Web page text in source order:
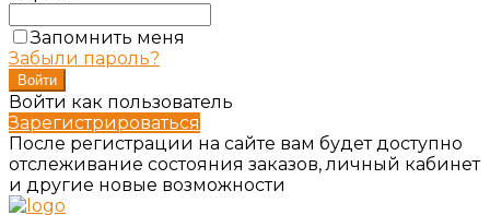
Запомнить меня
Забыли пароль?
Войти как пользователь
Зарегистрироваться
После регистрации на сайте вам будет доступно
отслеживание состояния заказов, личный кабинет
и другие новые возможности